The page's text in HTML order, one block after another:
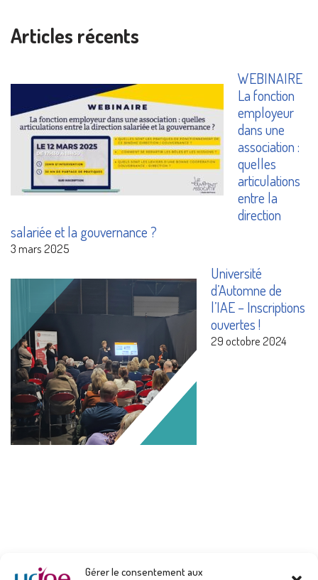
Gérer le consentement aux
Articles récents
WEBINAIRE
La fonction
employeur
dans une
association :
quelles
articulations
entre la
direction
salariée et la gouvernance ?
3 mars 2025
Université
d’Automne de
l’IAE – Inscriptions
ouvertes !
29 octobre 2024